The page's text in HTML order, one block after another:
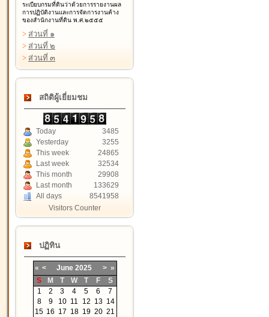
ระเบียบกรมที่ดินว่าด้วยการรายงานผล
การปฏิบัติงานและการจัดการงานค้าง
ของสำนักงานที่ดิน พ.ศ.๒๕๕๕
> ส่วนที่ ๑
> ส่วนที่ ๒
> ส่วนที่ ๓
สถิติผู้เยี่ยมชม
Today
3485
Yesterday
3255
This week
24865
Last week
32534
This month
29908
Last month
133629
All days
8541958
Visitors Counter
ปฏิทิน
« < June 2025 > »
S
M T W T F
S
1
2 3 4 5 6
7
8
9 10 11 12 13 14
15 16 17 18 19 20 21